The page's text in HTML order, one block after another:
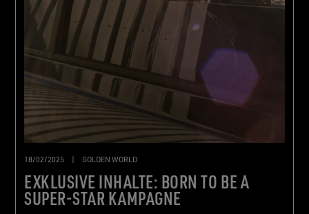
18/02/2025 GOLDEN WORLD
EXKLUSIVE INHALTE: BORN TO BE A
SUPER-STAR KAMPAGNE